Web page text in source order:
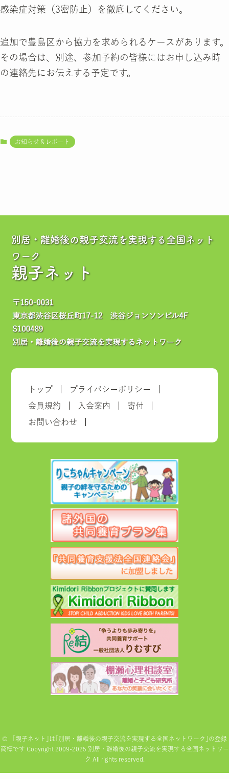
感染症対策（3密防止）を徹底してください。
追加で豊島区から協力を求められるケースがあります。
その場合は、別途、参加予約の皆様にはお申し込み時
の連絡先にお伝えする予定です。
お知らせ＆レポート
別居・離婚後の親子交流を実現する全国ネット
ワーク
親子ネット
トップ プライバシーポリシー
会員規約 入会案内 寄付
お問い合わせ
© 「親子ネット｣は｢別居・離婚後の親子交流を実現する全国ネットワーク｣の登録
商標です Copyright 2009-2025 別居・離婚後の親子交流を実現する全国ネットワー
ク All rights reserved.